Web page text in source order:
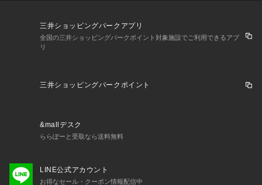
ports XEBIO 陸上シューズ 靴 陸上スパイク 短距離 オールウ
ェザー T&F_allweather T&F_sprint ランニング 中学 高校 一
般 大人 hasi2409ss awshmw sin25ssde ss2507sp aths_bgn
三井ショッピングパークアプリ
全国の三井ショッピングパークポイント対象施設でご利用できるアプ
リ
三井ショッピングパークポイント
&mallデスク
ららぽーと受取なら送料無料
LINE公式アカウント
お得なセール・クーポン情報配信中